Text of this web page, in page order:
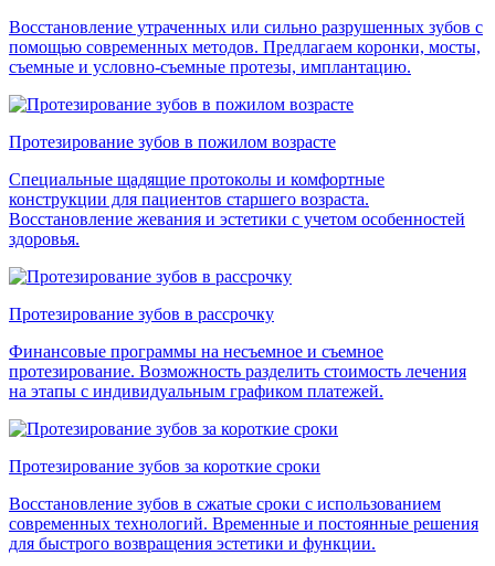
Восстановление утраченных или сильно разрушенных зубов с
помощью современных методов. Предлагаем коронки, мосты,
съемные и условно-съемные протезы, имплантацию.
Протезирование зубов в пожилом возрасте
Специальные щадящие протоколы и комфортные
конструкции для пациентов старшего возраста.
Восстановление жевания и эстетики с учетом особенностей
здоровья.
Протезирование зубов в рассрочку
Финансовые программы на несъемное и съемное
протезирование. Возможность разделить стоимость лечения
на этапы с индивидуальным графиком платежей.
Протезирование зубов за короткие сроки
Восстановление зубов в сжатые сроки с использованием
современных технологий. Временные и постоянные решения
для быстрого возвращения эстетики и функции.